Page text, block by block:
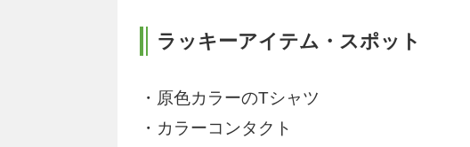
ラッキーアイテム・スポット
・原色カラーのTシャツ
・カラーコンタクト